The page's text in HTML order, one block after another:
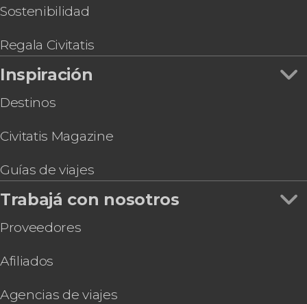
Tour de compras por Puerto Iguazú
Cena con espectáculo folclórico
Paseo en barco por los ríos Paraná e Iguazú
Sostenibilidad
Regala Civitatis
Inspiración
Destinos
Civitatis Magazine
Guías de viajes
Trabajá con nosotros
Proveedores
Afiliados
Agencias de viajes